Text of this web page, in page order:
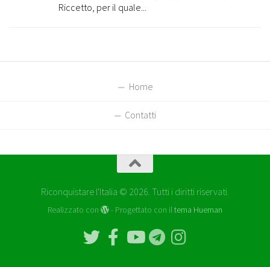
Riccetto, per il quale...
Home
Contatti
Riconquistare l'Italia © 2026. Tutti i diritti riservati.
Realizzato con - Progettato con iltema Hueman